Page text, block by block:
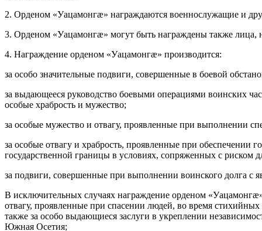
2. Орденом «Уацамонгæ» награждаются военнослужащие и
3. Орденом «Уацамонгæ» могут быть награждены также
4. Награждение орденом «Уацамонгæ» производится:
за особо значительные подвиги, совершенные в боевой
за выдающееся руководство боевыми операциями воинских
особые храбрость и мужество;
за особые мужество и отвагу, проявленные при выполнении
за особые отвагу и храбрость, проявленные при обеспечении
государственной границы в условиях, сопряженных с риском
за подвиги, совершенные при выполнении воинского долга с
В исключительных случаях награждение орденом
отвагу, проявленные при спасении людей, во время
также за особо выдающиеся заслуги в укреплении
Южная Осетия;